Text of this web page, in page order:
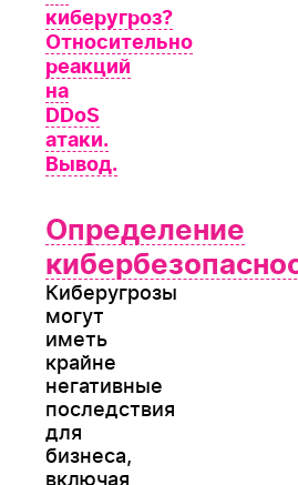
киберугроз?
Относительно
реакций
на
DDoS
атаки.
Вывод.
Определение
Киберугрозы
могут
иметь
крайне
негативные
последствия
для
бизнеса,
включая